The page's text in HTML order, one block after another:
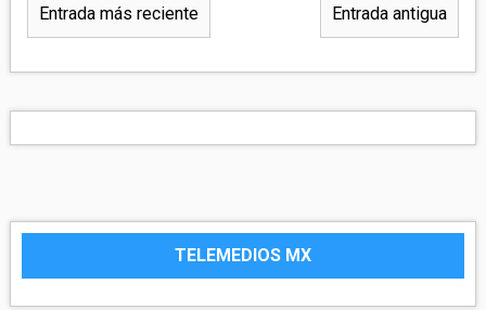
Entrada más reciente Entrada antigua
TELEMEDIOS MX